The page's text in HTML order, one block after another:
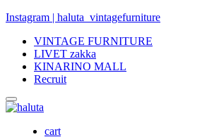
Instagram | haluta_vintagefurniture
VINTAGE FURNITURE
LIVET zakka
KINARINO MALL
Recruit
cart